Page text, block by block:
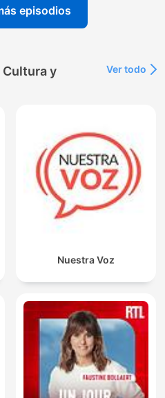
episodios
Cultura y
Ver todo
Nuestra Voz